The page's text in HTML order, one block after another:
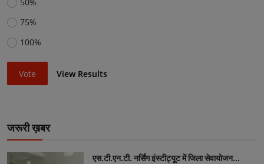
75%
100%
Vote View Results
जरूरी ख़बर
एस.टी.एन.टी. नर्सिंग इंस्टीट्यूट में जिला सेवायोजन...